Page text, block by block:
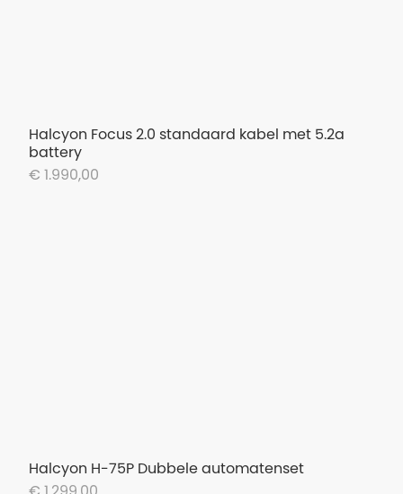
Halcyon Focus 2.0 standaard kabel met 5.2a
battery
€ 1.990,00
Halcyon H-75P Dubbele automatenset